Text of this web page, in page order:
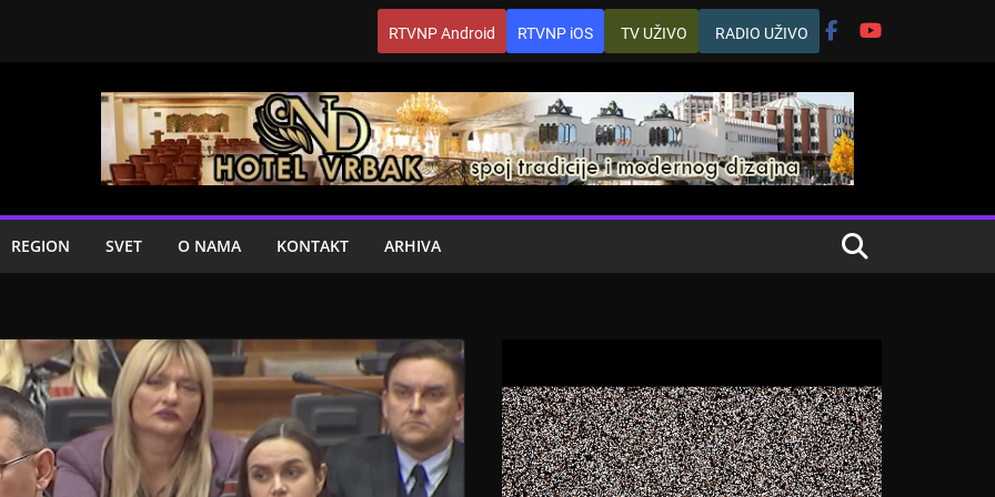
RTVNP Android RTVNP iOS TV UŽIVO RADIO UŽIVO
REGION SVET O NAMA KONTAKT ARHIVA